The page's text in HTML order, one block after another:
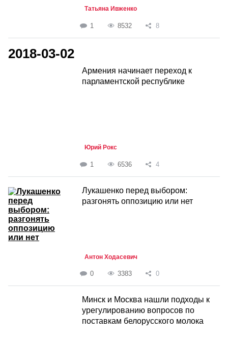
Татьяна Ивженко
1 8532 8
2018-03-02
Армения начинает переход к
парламентской республике
Юрий Рокс
1 6536 4
Лукашенко перед выбором:
разгонять оппозицию или нет
Антон Ходасевич
0 3383 0
Минск и Москва нашли подходы к
урегулированию вопросов по
поставкам белорусского молока